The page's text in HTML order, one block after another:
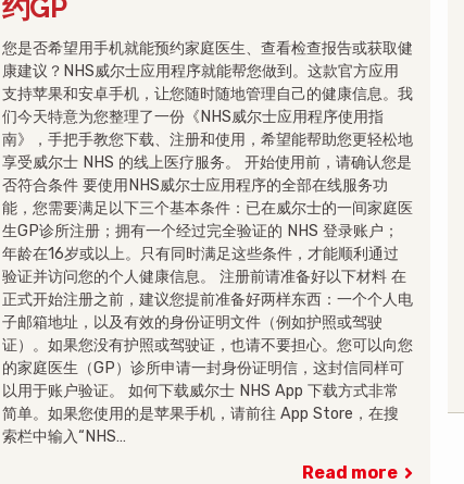
约GP
您是否希望用手机就能预约家庭医生、查看检查报告或获取健
康建议？NHS威尔士应用程序就能帮您做到。这款官方应用
支持苹果和安卓手机，让您随时随地管理自己的健康信息。我
们今天特意为您整理了一份《NHS威尔士应用程序使用指
南》，手把手教您下载、注册和使用，希望能帮助您更轻松地
享受威尔士 NHS 的线上医疗服务。 开始使用前，请确认您是
否符合条件 要使用NHS威尔士应用程序的全部在线服务功
能，您需要满足以下三个基本条件：已在威尔士的一间家庭医
生GP诊所注册；拥有一个经过完全验证的 NHS 登录账户；
年龄在16岁或以上。只有同时满足这些条件，才能顺利通过
验证并访问您的个人健康信息。 注册前请准备好以下材料 在
正式开始注册之前，建议您提前准备好两样东西：一个个人电
子邮箱地址，以及有效的身份证明文件（例如护照或驾驶
证）。如果您没有护照或驾驶证，也请不要担心。您可以向您
的家庭医生（GP）诊所申请一封身份证明信，这封信同样可
以用于账户验证。 如何下载威尔士 NHS App 下载方式非常
简单。如果您使用的是苹果手机，请前往 App Store，在搜
索栏中输入“NHS…
Read more